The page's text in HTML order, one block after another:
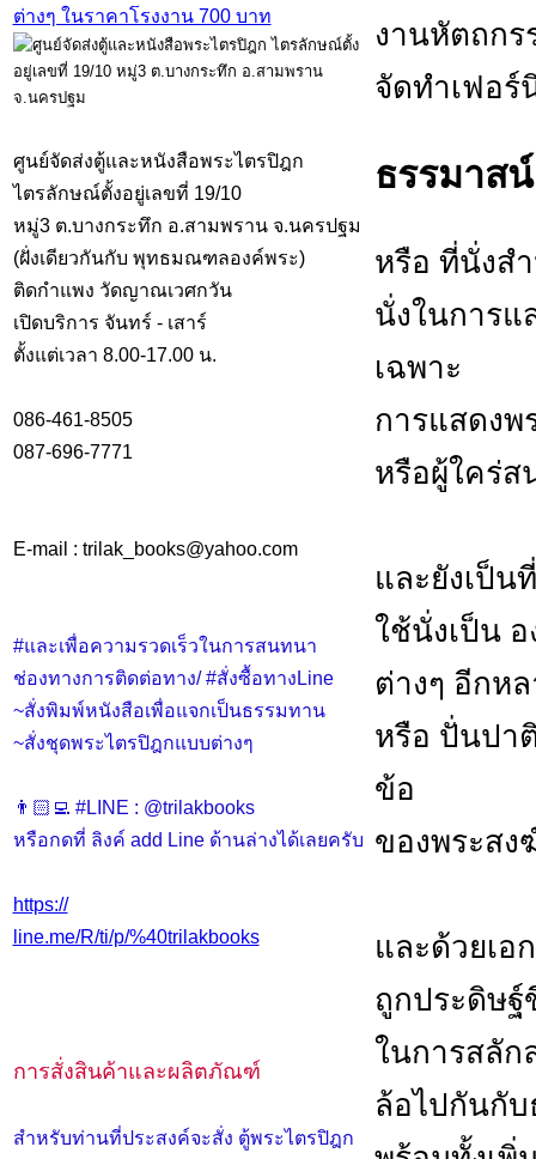
ศูนย์จัดส่งตู้และหนังสือพระไตรปิฎก
ไตรลักษณ์ตั้งอยู่เลขที่ 19/10
หมู่3 ต.บางกระทึก อ.สามพราน จ.นครปฐม
(ฝั่งเดียวกันกับ พุทธมณฑลองค์พระ)
ติดกำแพง วัดญาณเวศกวัน
เปิดบริการ จันทร์ - เสาร์
ตั้งแต่เวลา 8.00-17.00 น.
086-461-8505
087-696-7771
E-mail : trilak_books@yahoo.com
#และเพื่อความรวดเร็วในการสนทนา
ช่องทางการติดต่อทาง/ #สั่งซื้อทางLine
~สั่งพิมพ์หนังสือเพื่อแจกเป็นธรรมทาน
~สั่งชุดพระไตรปิฎกแบบต่างๆ
👨🏻‍💻 #LINE : @trilakbooks
หรือกดที่ ลิงค์ add Line ด้านล่างได้เลยครับ
https://
line.me/R/ti/p/%40trilakbooks
การสั่งสินค้าและผลิตภัณฑ์
สำหรับท่านที่ประสงค์จะสั่ง ตู้พระไตรปิฎก
งานหัตถก
จัดทำเฟอร์
ธรรมาสน์
หรือ ที่นั่งส
นั่งในการแ
เฉพาะ
การแสดง
หรือผู้ใคร่ส
และยังเป็น
ใช้นั่งเป็น
ต่างๆ อีกห
หรือ ปั่นปา
ข้อ
ของพระสง
และด้วยเ
ถูกประดิษ
ในการสลัก
ล้อไปกันกั